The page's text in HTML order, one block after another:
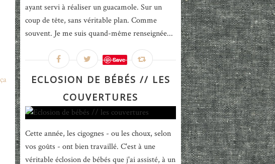
ayant servi à réaliser un guacamole. Sur un
coup de tête, sans véritable plan. Comme
souvent. Je me suis quand-même renseignée...
Save
ECLOSION DE BÉBÉS // LES
COUVERTURES
Cette année, les cigognes - ou les choux, selon
vos goûts - ont bien travaillé. C'est à une
véritable éclosion de bébés que j'ai assisté, à un